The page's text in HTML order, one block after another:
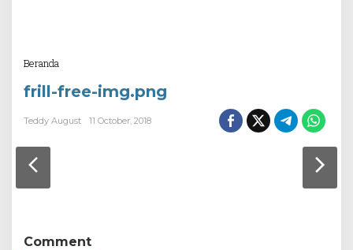
Beranda
frill-free-img.png
Teddy August 11 October, 2018
Comment